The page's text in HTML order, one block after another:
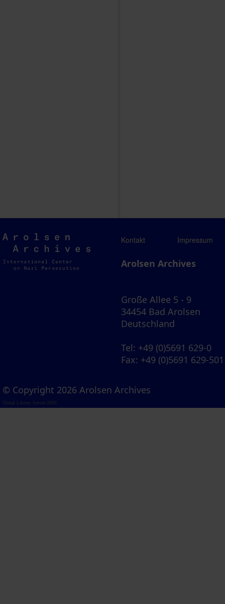
Arolsen
Archives
Kontakt Impressum
Arolsen Archives
Große Allee 5 - 9
34454 Bad Arolsen
Deutschland
Tel: +49 (0)5691 629-0
Fax: +49 (0)5691 629-501
© Copyright 2026 Arolsen Archives
Visual Library Server 2026